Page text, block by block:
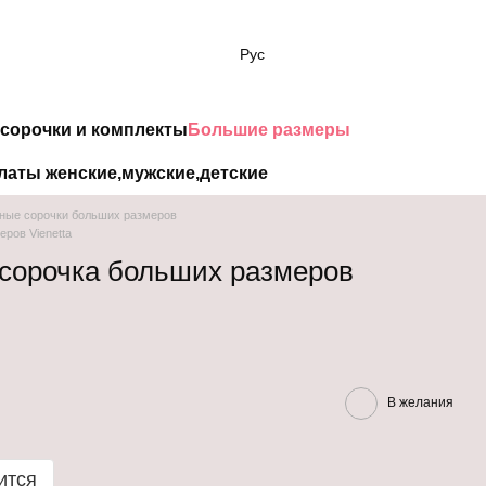
Рус
и комплекты Большие размеры
женские,мужские,детские
сорочки больших размеров
Vienetta
больших размеров
В желания